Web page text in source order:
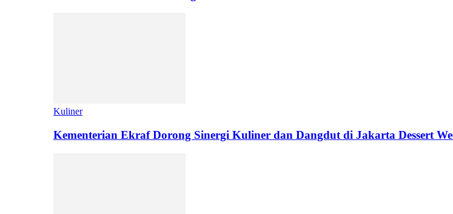
Kuliner
Kementerian Ekraf Dorong Sinergi Kuliner dan Dangdut di Jakarta Dessert